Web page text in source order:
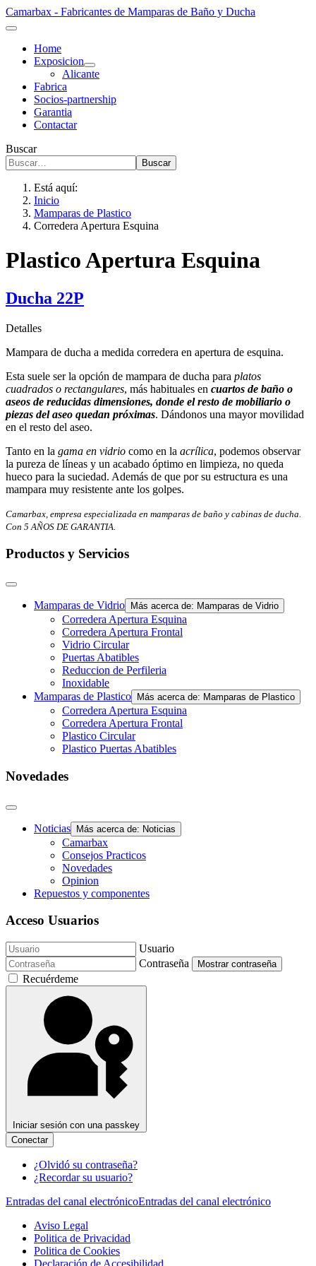
Camarbax - Fabricantes de Mamparas de Baño y Ducha
Home
Exposicion
Alicante
Fabrica
Socios-partnership
Garantia
Contactar
Buscar
Buscar
Está aquí:
Inicio
Mamparas de Plastico
Corredera Apertura Esquina
Plastico Apertura Esquina
Ducha 22P
Detalles
Mampara de ducha a medida corredera en apertura de esquina.
Esta suele ser la opción de mampara de ducha para platos
cuadrados o rectangulares, más habituales en cuartos de baño o
aseos de reducidas dimensiones, donde el resto de mobiliario o
piezas del aseo quedan próximas. Dándonos una mayor movilidad
en el resto del aseo.
Tanto en la gama en vidrio como en la acrílica, podemos observar
la pureza de líneas y un acabado óptimo en limpieza, no queda
hueco para la suciedad. Además de que por su estructura es una
mampara muy resistente ante los golpes.
Camarbax, empresa especializada en mamparas de baño y cabinas de ducha.
Con 5 AÑOS DE GARANTIA.
Productos y Servicios
Mamparas de Vidrio Más acerca de: Mamparas de Vidrio
Corredera Apertura Esquina
Corredera Apertura Frontal
Vidrio Circular
Puertas Abatibles
Reduccion de Perfileria
Inoxidable
Mamparas de Plastico
Más acerca de: Mamparas de Plastico
Corredera Apertura Esquina
Corredera Apertura Frontal
Plastico Circular
Plastico Puertas Abatibles
Novedades
Noticias Más acerca de: Noticias
Camarbax
Consejos Practicos
Novedades
Opinion
Repuestos y componentes
Acceso Usuarios
Usuario
Contraseña
Mostrar contraseña
Recuérdeme
Iniciar sesión con una passkey
Conectar
¿Olvidó su contraseña?
¿Recordar su usuario?
Entradas del canal electrónicoEntradas del canal electrónico
Aviso Legal
Politica de Privacidad
Politica de Cookies
Declaración de Accesibilidad